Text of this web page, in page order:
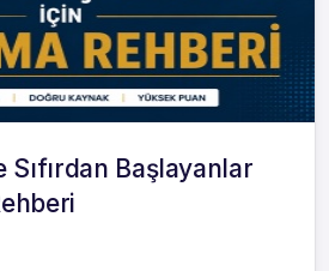
Sıfırdan Başlayanlar